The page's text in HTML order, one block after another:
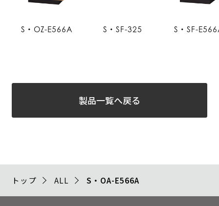
S・OZ-E566A S・SF-325 S・SF-
製品一覧へ戻る
トップ ALL S・OA-E566A